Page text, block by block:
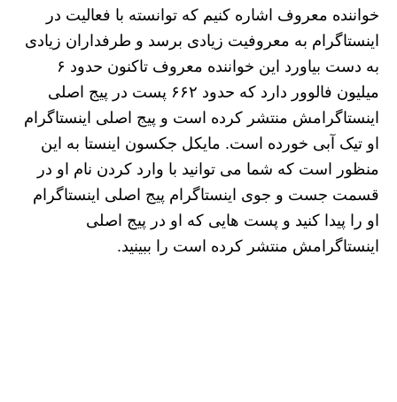
خواننده معروف اشاره کنیم که توانسته با فعالیت در
اینستاگرام به معروفیت زیادی برسد و طرفداران زیادی
به دست بیاورد این خواننده معروف تاکنون حدود ۶
میلیون فالوور دارد که حدود ۶۶۲ پست در پیج اصلی
اینستاگرامش منتشر کرده است و پیج اصلی اینستاگرام
او تیک آبی خورده است. مایکل جکسون اینستا به این
منظور است که شما می توانید با وارد کردن نام او در
قسمت جست و جوی اینستاگرام پیج اصلی اینستاگرام
او را پیدا کنید و پست‌ هایی که او در پیج اصلی
اینستاگرامش منتشر کرده است را ببینید.